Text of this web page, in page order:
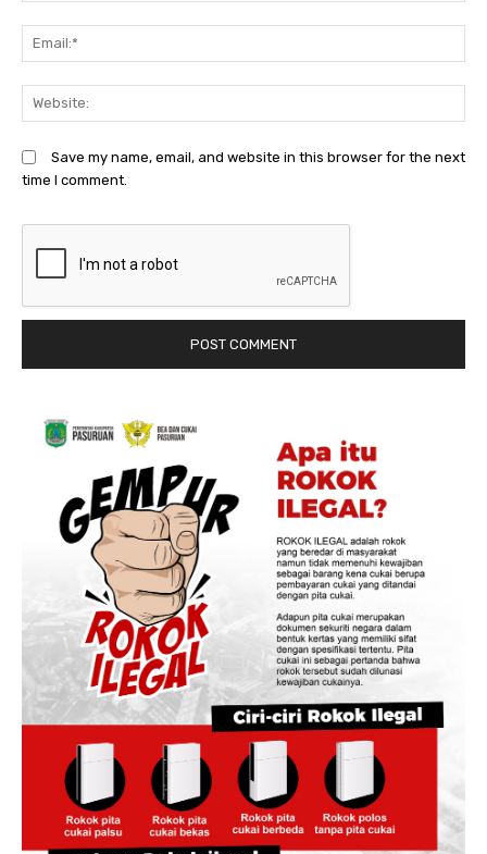
Save my name, email, and website in this browser for the next
time I comment.